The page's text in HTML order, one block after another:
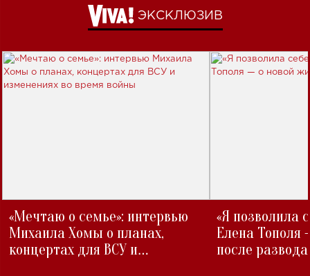
ЭКСКЛЮЗИВ
«Мечтаю о семье»: интервью
Михаила Хомы о планах,
концертах для ВСУ и
«Я позволила
Елена Тополя
после развода